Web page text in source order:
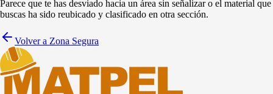
Parece que te has desviado hacia un área sin señalizar o el material que
buscas ha sido reubicado y clasificado en otra sección.
Volver a Zona Segura